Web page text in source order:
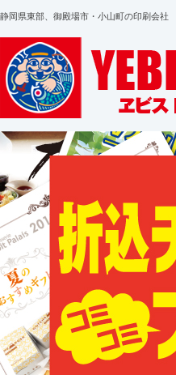
静岡県東部、御殿場市・小山町の印刷会